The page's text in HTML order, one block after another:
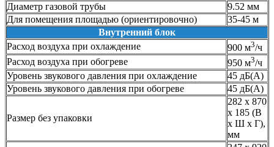
Диаметр газовой трубы
9.52 мм
Для помещения площадью (ориентировочно)
35-45 м
Внутренний блок
Расход воздуха при охлаждение
900 м3/ч
Расход воздуха при обогреве
950 м3/ч
Уровень звукового давления при охлаждение
45 дБ(А)
Уровень звукового давления при обогреве
45 дБ(А)
Размер без упаковки
282 x 870
x 185 (В
х Ш х Г),
мм